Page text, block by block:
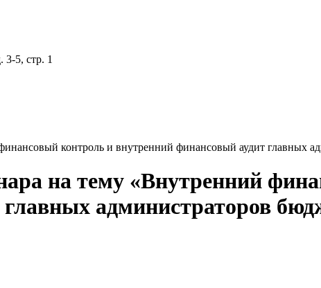
5, стр. 1
контроль и внутренний финансовый аудит главных
на тему «Внутренний
администраторов